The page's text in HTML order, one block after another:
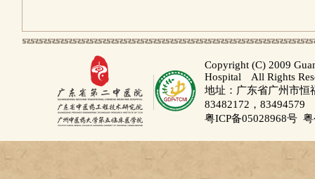
Copyright (C) 2009
Hospital All Rights
地址：广东省广州市
83482172，83494579
粤ICP备05028968号